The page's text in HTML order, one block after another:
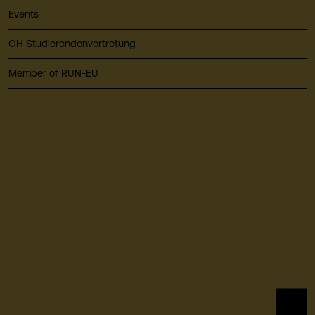
Events
ÖH Studierendenvertretung
Member of RUN-EU